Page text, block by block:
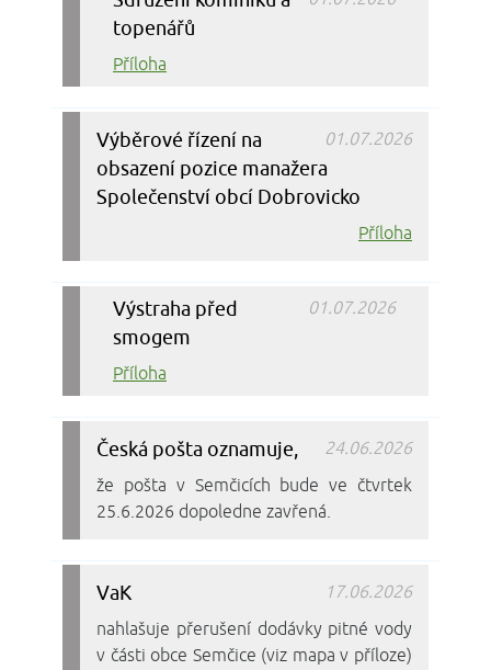
topenářů
Příloha
01.07.2026
Výběrové řízení na
obsazení pozice manažera
Společenství obcí Dobrovicko
Příloha
01.07.2026
Výstraha před
smogem
Příloha
24.06.2026
Česká pošta oznamuje,
že pošta v Semčicích bude ve čtvrtek
25.6.2026 dopoledne zavřená.
17.06.2026
VaK
nahlašuje přerušení dodávky pitné vody
v části obce Semčice (viz mapa v příloze)